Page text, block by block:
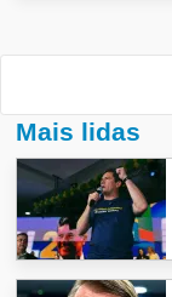
Mais lidas